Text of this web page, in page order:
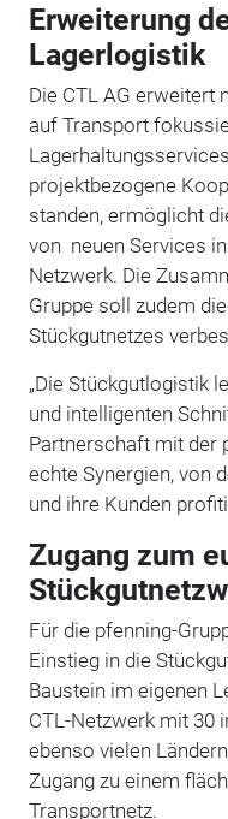
Erweiterung
Lagerlogistik
Die CTL AG erweitert
auf Transport
projektbezogene
standen, ermöglicht
von neuen Services
Netzwerk. Die
Gruppe soll zudem
Stückgutnetzes
„Die Stückgutlogistik
und intelligenten
Partnerschaft mit der
echte Synergien, von
und ihre Kunden
Zugang zum
Für die pfenning-
Einstieg in die
Baustein im eigenen
CTL-Netzwerk mit 30
ebenso vielen
Zugang zu einem
Transportnetz.